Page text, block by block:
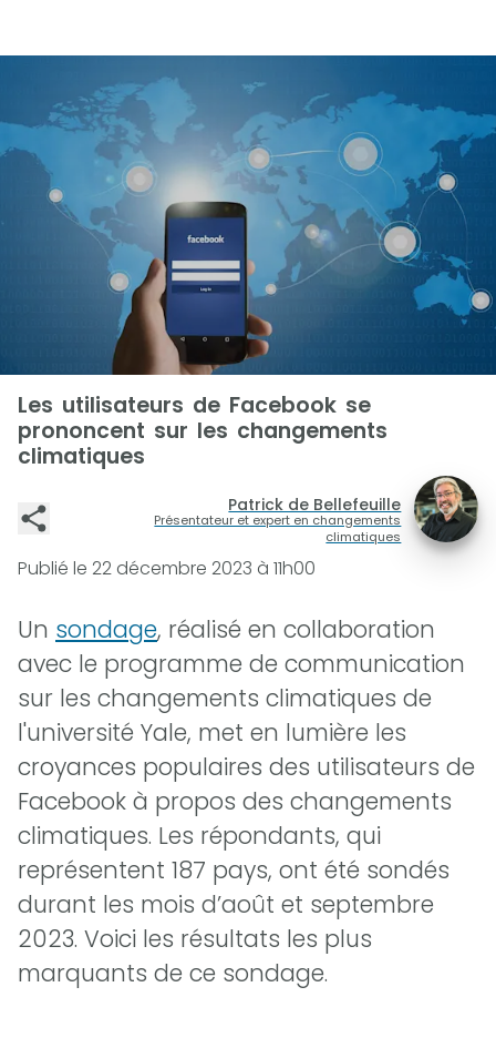
Les utilisateurs de Facebook se
prononcent sur les changements
climatiques
Patrick de Bellefeuille
Présentateur et expert en changements
climatiques
Publié le 22 décembre 2023 à 11h00
Un sondage, réalisé en collaboration
avec le programme de communication
sur les changements climatiques de
l'université Yale, met en lumière les
croyances populaires des utilisateurs de
Facebook à propos des changements
climatiques. Les répondants, qui
représentent 187 pays, ont été sondés
durant les mois d’août et septembre
2023. Voici les résultats les plus
marquants de ce sondage.